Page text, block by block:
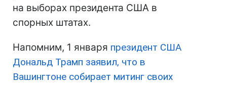
на выборах президента США в
спорных штатах.
Напомним, 1 января президент США
Дональд Трамп заявил, что в
Вашингтоне собирает митинг своих